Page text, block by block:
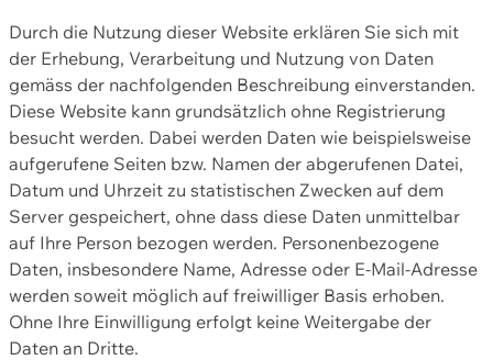
Durch die Nutzung dieser Website erklären Sie sich mit
der Erhebung, Verarbeitung und Nutzung von Daten
gemäss der nachfolgenden Beschreibung einverstanden.
Diese Website kann grundsätzlich ohne Registrierung
besucht werden. Dabei werden Daten wie beispielsweise
aufgerufene Seiten bzw. Namen der abgerufenen Datei,
Datum und Uhrzeit zu statistischen Zwecken auf dem
Server gespeichert, ohne dass diese Daten unmittelbar
auf Ihre Person bezogen werden. Personenbezogene
Daten, insbesondere Name, Adresse oder E-Mail-Adresse
werden soweit möglich auf freiwilliger Basis erhoben.
Ohne Ihre Einwilligung erfolgt keine Weitergabe der
Daten an Dritte.